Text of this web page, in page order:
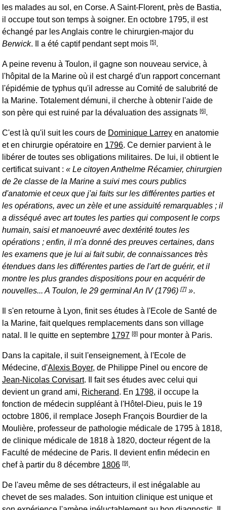
les malades au sol, en Corse. A Saint-Florent, près de Bastia,
il occupe tout son temps à soigner. En octobre 1795, il est
échangé par les Anglais contre le chirurgien-major du
Berwick. Il a été captif pendant sept mois [5].
A peine revenu à Toulon, il gagne son nouveau service, à
l'hôpital de la Marine où il est chargé d'un rapport concernant
l'épidémie de typhus qu'il adresse au Comité de salubrité de
la Marine. Totalement démuni, il cherche à obtenir l'aide de
son père qui est ruiné par la dévaluation des assignats [6].
C'est là qu'il suit les cours de Dominique Larrey en anatomie
et en chirurgie opératoire en 1796. Ce dernier parvient à le
libérer de toutes ses obligations militaires. De lui, il obtient le
certificat suivant :
Le citoyen Anthelme Récamier, chirurgien
de 2e classe de la Marine a suivi mes cours publics
d'anatomie et ceux que j'ai faits sur les différentes parties et
les opérations, avec un zèle et une assiduité remarquables ; il
a disséqué avec art toutes les parties qui composent le corps
humain, saisi et manoeuvré avec dextérité toutes les
opérations ; enfin, il m'a donné des preuves certaines, dans
les examens que je lui ai fait subir, de connaissances très
étendues dans les différentes parties de l'art de guérir, et il
montre les plus grandes dispositions pour en acquérir de
nouvelles... A Toulon, le 29 germinal An IV (1796) [7] .
Il s'en retourne à Lyon, finit ses études à l'Ecole de Santé de
la Marine, fait quelques remplacements dans son village
natal. Il le quitte en septembre 1797 [8] pour monter à Paris.
Dans la capitale, il suit l'enseignement, à l'Ecole de
Médecine, d'Alexis Boyer, de Philippe Pinel ou encore de
Jean-Nicolas Corvisart. Il fait ses études avec celui qui
devient un grand ami, Richerand. En 1798, il occupe la
fonction de médecin suppléant à l'Hôtel-Dieu, puis le 19
octobre 1806, il remplace Joseph François Bourdier de la
Moulière, professeur de pathologie médicale de 1795 à 1818,
de clinique médicale de 1818 à 1820, docteur régent de la
Faculté de médecine de Paris. Il devient enfin médecin en
chef à partir du 8 décembre 1806 [9].
De l'aveu même de ses détracteurs, il est inégalable au
chevet de ses malades. Son intuition clinique est unique et